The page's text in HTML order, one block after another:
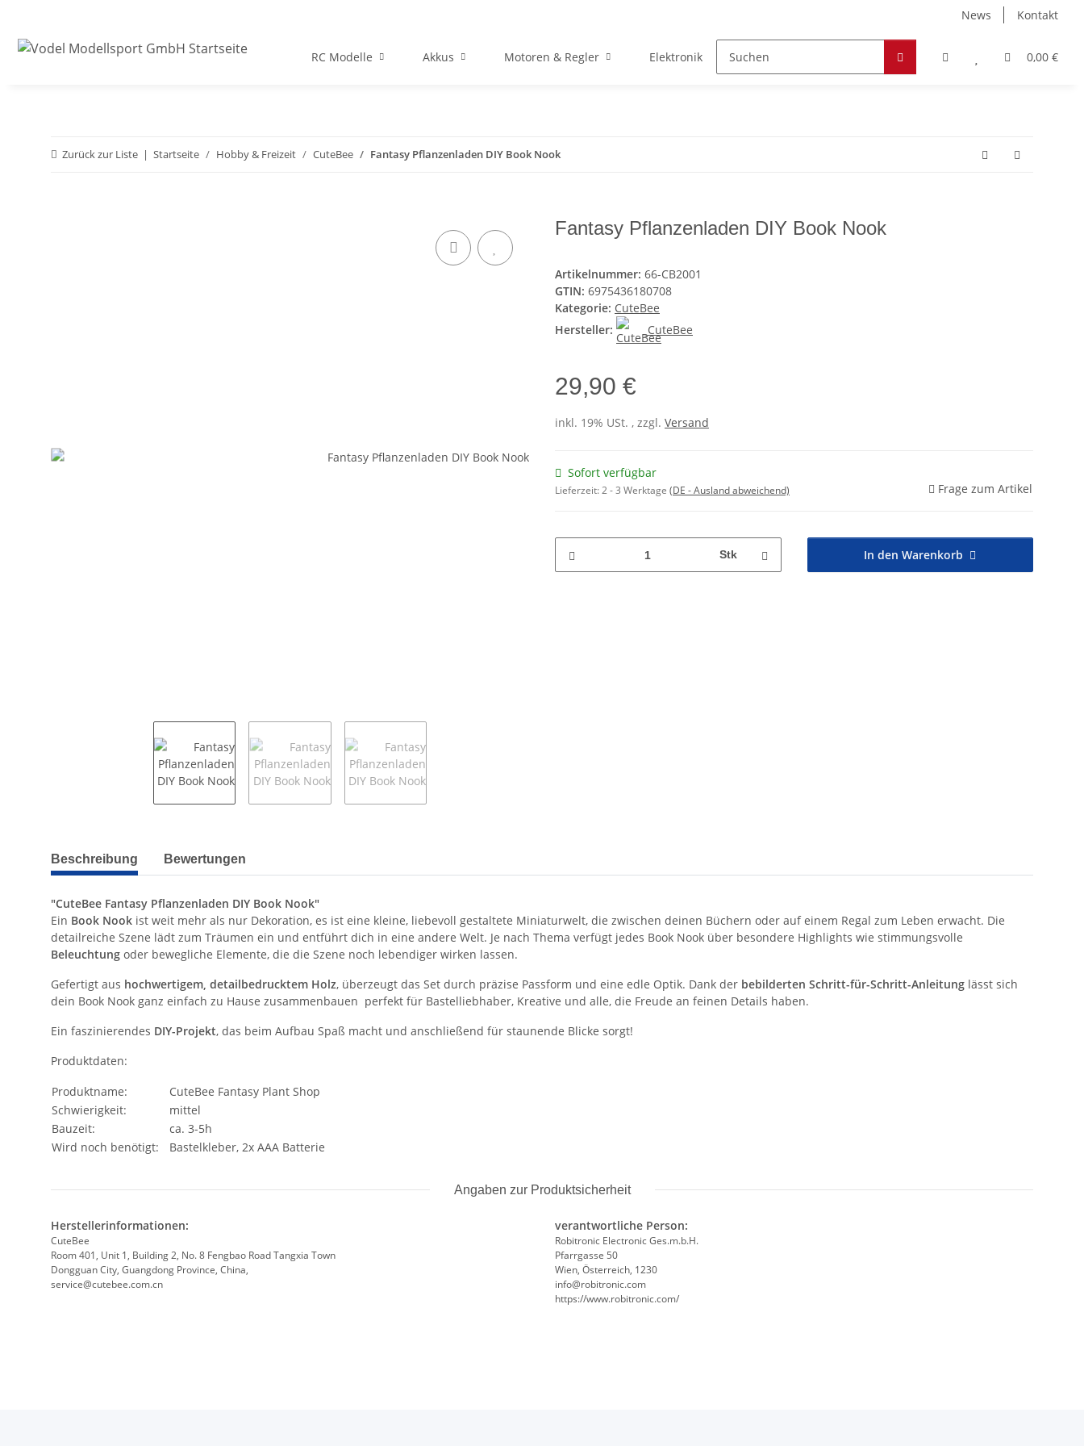
News Kontakt
0,00 €
RC Modelle Akkus Motoren & Regler Elektronik Zubehör Hobby & Freizeit Werkstoffe
Zurück zur Liste Startseite Hobby & Freizeit CuteBee Fantasy Pflanzenladen DIY Book Nook
Fantasy Pflanzenladen DIY Book Nook
Artikelnummer: 66-CB2001
GTIN: 6975436180708
Kategorie: CuteBee
Hersteller:
CuteBee
29,90 €
inkl. 19% USt. , zzgl. Versand
Sofort verfügbar
Lieferzeit:2 - 3 Werktage (DE - Ausland abweichend) Frage zum Artikel
Stk In den Warenkorb
weitere Registerkarten anzeigen
Beschreibung Bewertungen
"CuteBee Fantasy Pflanzenladen DIY Book Nook"
Ein Book Nook ist weit mehr als nur Dekoration, es ist eine kleine, liebevoll gestaltete Miniaturwelt, die zwischen deinen Büchern oder auf einem Regal zum Leben erwacht. Die
detailreiche Szene lädt zum Träumen ein und entführt dich in eine andere Welt. Je nach Thema verfügt jedes Book Nook über besondere Highlights wie stimmungsvolle
Beleuchtung oder bewegliche Elemente, die die Szene noch lebendiger wirken lassen.
Gefertigt aus hochwertigem, detailbedrucktem Holz, überzeugt das Set durch präzise Passform und eine edle Optik. Dank der bebilderten Schritt-für-Schritt-Anleitung lässt sich
dein Book Nook ganz einfach zu Hause zusammenbauen  perfekt für Bastelliebhaber, Kreative und alle, die Freude an feinen Details haben.
Ein faszinierendes DIY-Projekt, das beim Aufbau Spaß macht und anschließend für staunende Blicke sorgt!
Produktdaten:
Produktname:
CuteBee Fantasy Plant Shop
Schwierigkeit:
mittel
Bauzeit:
ca. 3-5h
Wird noch benötigt:
Bastelkleber, 2x AAA Batterie
Angaben zur Produktsicherheit
Herstellerinformationen:
CuteBee
Room 401, Unit 1, Building 2, No. 8 Fengbao Road Tangxia Town
Dongguan City, Guangdong Province, China,
service@cutebee.com.cn
verantwortliche Person:
Robitronic Electronic Ges.m.b.H.
Pfarrgasse 50
Wien, Österreich, 1230
info@robitronic.com
https://www.robitronic.com/